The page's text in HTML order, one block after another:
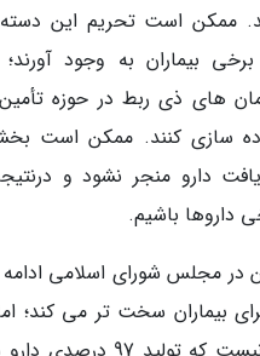
ممکن است تحریم این دسته
بیماران به وجود آورند؛
های ذی ربط در حوزه تأمین
سازی کنند. ممکن است
دارو منجر نشود و
داروها باشیم.
در مجلس شورای اسلامی ادامه
بیماران سخت تر می کند؛